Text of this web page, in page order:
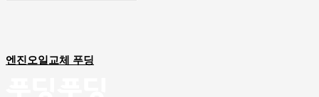
엔진오일교체 푸딩